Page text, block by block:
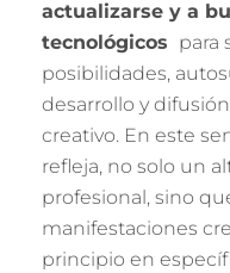
actualizarse y a
tecnológicos para
posibilidades,
desarrollo y
creativo. En este
refleja, no solo un
profesional, sino
manifestaciones
principio en